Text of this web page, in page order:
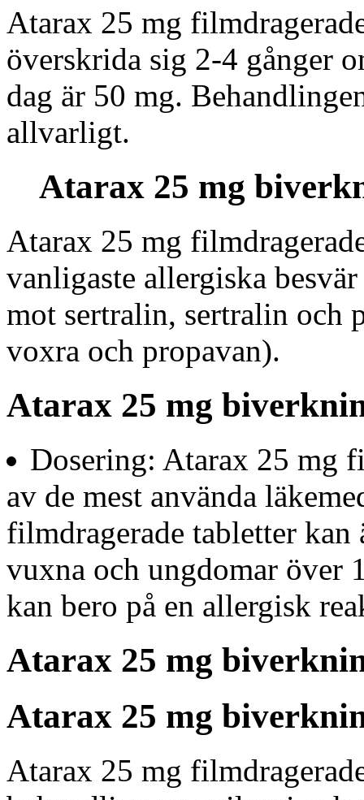
Atarax 25 mg
överskrida sig 2-4 gånger
dag är 50 mg.
allvarligt.
Atarax 25 mg
Atarax 25 mg
vanligaste allergiska
mot sertralin, sertralin och
voxra och propavan).
Atarax 25 mg
Dosering: Atarax 25 mg
av de mest använda
filmdragerade tabletter
vuxna och ungdomar över
kan bero på en allergisk
Atarax 25 mg
Atarax 25 mg
Atarax 25 mg